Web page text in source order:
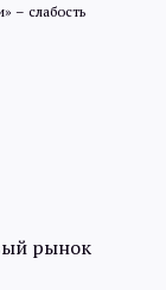
– слабость
рынок